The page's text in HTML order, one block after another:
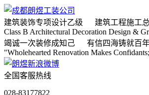
建筑装饰专项设计乙级 建筑工程施工
Class B Architectural Decoration Design &
竭诚一次装修成知己 有信四海铸就百
"Wholehearted Renovation Makes
全国客服热线
028-83177822